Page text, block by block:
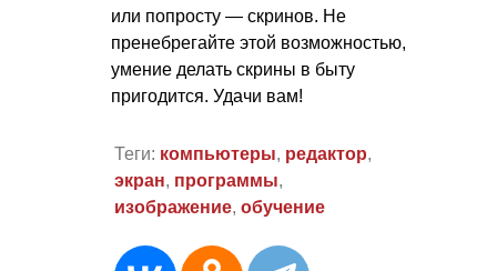
или попросту — скринов. Не
пренебрегайте этой возможностью,
умение делать скрины в быту
пригодится. Удачи вам!
Теги: компьютеры, редактор,
экран, программы,
изображение, обучение